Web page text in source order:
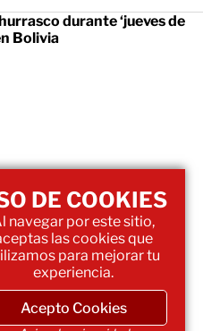
durante ‘jueves de
Bolivia
DE COOKIES
navegar por este sitio,
las cookies que
para mejorar tu
experiencia.
Acepto Cookies